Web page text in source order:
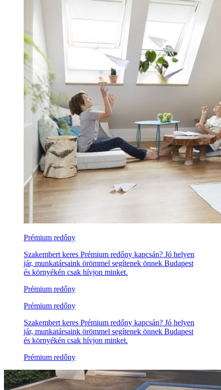
Prémium redőny
Szakembert keres Prémium redőny kapcsán? Jó helyen
jár, munkatársaink örömmel segítenek önnek Budapest
és környékén csak hívjon minket.
Prémium redőny
Prémium redőny
Szakembert keres Prémium redőny kapcsán? Jó helyen
jár, munkatársaink örömmel segítenek önnek Budapest
és környékén csak hívjon minket.
Prémium redőny